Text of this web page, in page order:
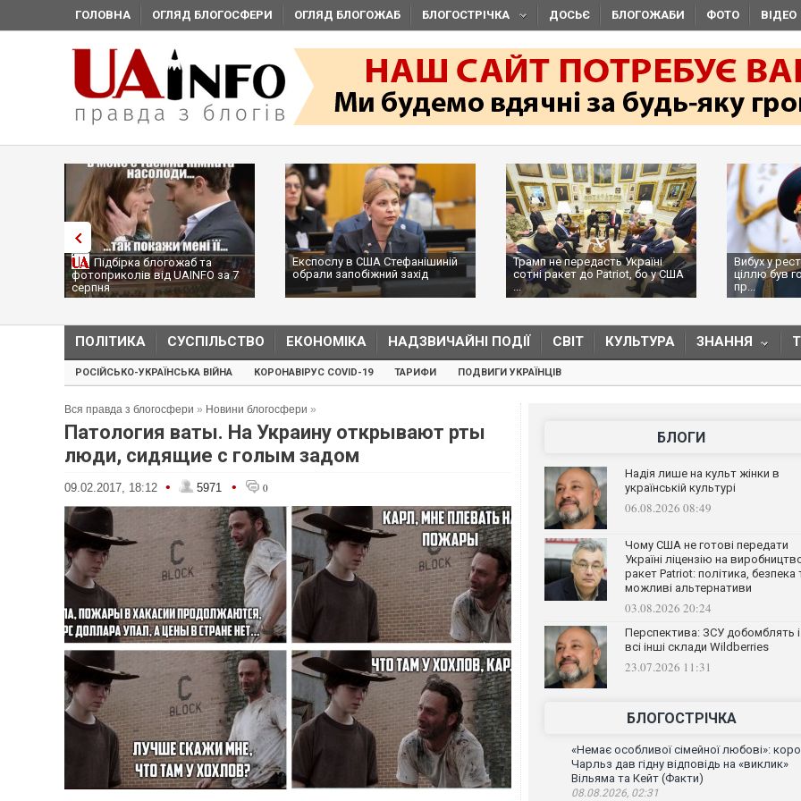
ГОЛОВНА ОГЛЯД БЛОГОСФЕРИ ОГЛЯД БЛОГОЖАБ БЛОГОСТРІЧКА ДОСЬЄ БЛОГОЖАБИ ФОТО ВІДЕО
Підбірка блогожаб та
фотоприколів від UAINFO за 7
серпня
Експослу в США Стефанішиній
обрали запобіжний захід
Трамп не передасть Україні
сотні ракет до Patriot, бо у США
...
Вибух у
ціллю був
пр...
ПОЛІТИКА СУСПІЛЬСТВО ЕКОНОМІКА НАДЗВИЧАЙНІ ПОДІЇ СВІТ КУЛЬТУРА ЗНАННЯ
РОСІЙСЬКО-УКРАЇНСЬКА ВІЙНА КОРОНАВІРУС COVID-19 ТАРИФИ ПОДВИГИ УКРАЇНЦІВ
Вся правда з блогосфери » Новини блогосфери »
Патология ваты. На Украину открывают рты
люди, сидящие с голым задом
09.02.2017, 18:12 • 5971 • 0
БЛОГИ
Надія лише на культ жінки в
українській культурі
06.08.2026 08:49
Чому США не готові передати
Україні ліцензію на
ракет Patriot: політика, безпека
можливі альтернативи
03.08.2026 20:24
Перспектива: ЗСУ добомблять і
всі інші склади Wildberries
23.07.2026 11:31
БЛОГОСТРІЧКА
«Немає особливої сімейної любові»:
Чарльз дав гідну відповідь на «виклик»
Вільяма та Кейт (Факти)
08.08.2026, 02:31